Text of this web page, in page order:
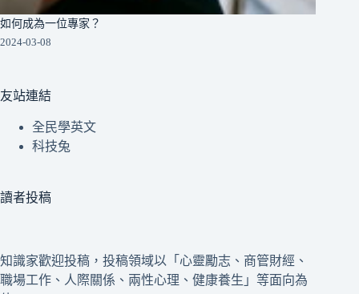
如何成為一位專家？
2024-03-08
友站連結
全民學英文
科技兔
讀者投稿
知識家歡迎投稿，投稿領域以「心靈勵志、商管財經、
職場工作、人際關係、兩性心理、健康養生」等面向為